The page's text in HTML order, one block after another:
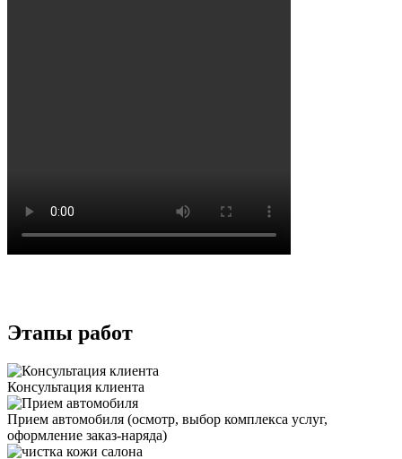
Этапы работ
Консультация клиента
Прием автомобиля (осмотр, выбор комплекса услуг,
оформление заказ-наряда)